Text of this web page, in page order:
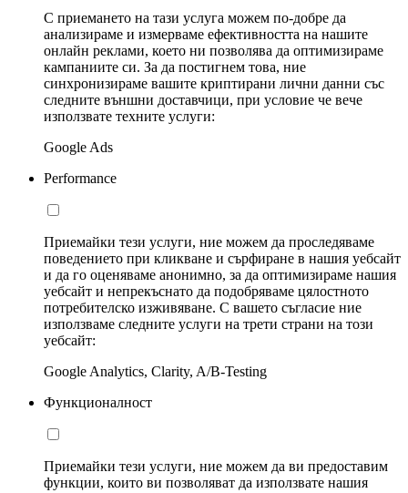
С приемането на тази услуга можем по-добре да
анализираме и измерваме ефективността на нашите
онлайн реклами, което ни позволява да оптимизираме
кампаниите си. За да постигнем това, ние
синхронизираме вашите криптирани лични данни със
следните външни доставчици, при условие че вече
използвате техните услуги:
Google Ads
Performance
Приемайки тези услуги, ние можем да проследяваме
поведението при кликване и сърфиране в нашия уебсайт
и да го оценяваме анонимно, за да оптимизираме нашия
уебсайт и непрекъснато да подобряваме цялостното
потребителско изживяване. С вашето съгласие ние
използваме следните услуги на трети страни на този
уебсайт:
Google Analytics, Clarity, A/B-Testing
Функционалност
Приемайки тези услуги, ние можем да ви предоставим
функции, които ви позволяват да използвате нашия